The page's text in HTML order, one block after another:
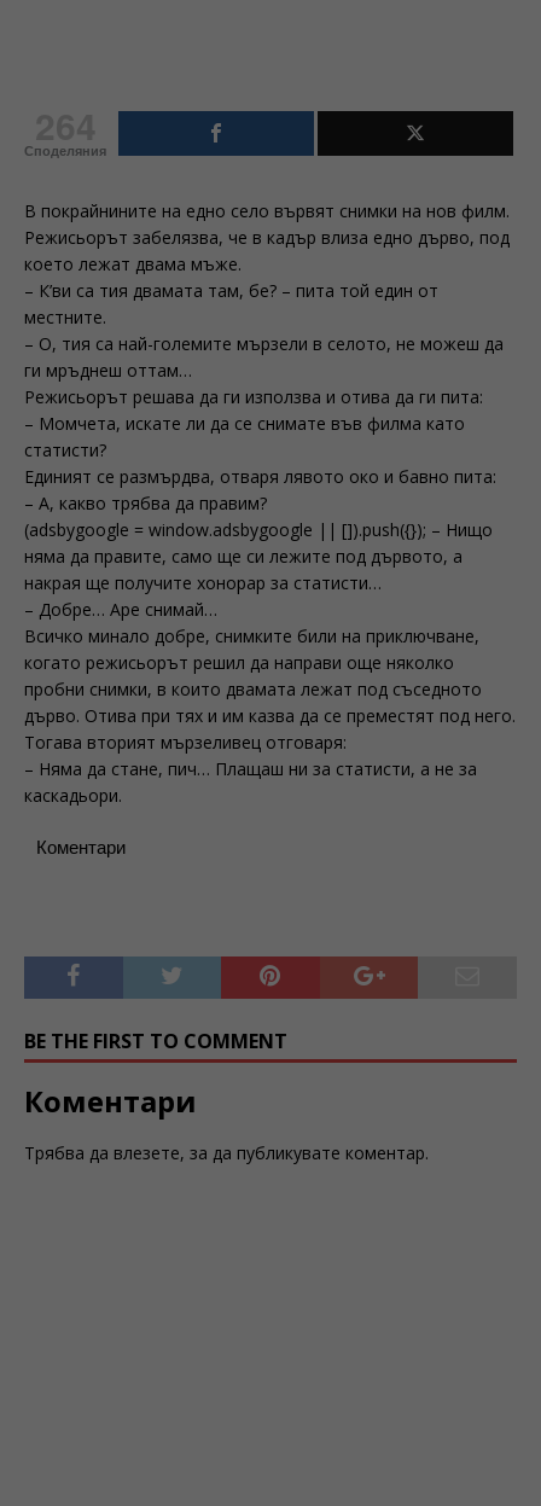
Споделяния
В покрайнините на едно село вървят снимки на нов филм.
Режисьорът забелязва, че в кадър влиза едно дърво, под
което лежат двама мъже.
– К’ви са тия двамата там, бе? – пита той един от
местните.
– О, тия са най-големите мързели в селото, не можеш да
ги мръднеш оттам…
Режисьорът решава да ги използва и отива да ги пита:
– Момчета, искате ли да се снимате във филма като
статисти?
Единият се размърдва, отваря лявото око и бавно пита:
– А, какво трябва да правим?
(adsbygoogle = window.adsbygoogle || []).push({}); – Нищо
няма да правите, само ще си лежите под дървото, а
накрая ще получите хонорар за статисти…
– Добре… Аре снимай…
Всичко минало добре, снимките били на приключване,
когато режисьорът решил да направи още няколко
пробни снимки, в които двамата лежат под съседното
дърво. Отива при тях и им казва да се преместят под него.
Тогава вторият мързеливец отговаря:
– Няма да стане, пич… Плащаш ни за статисти, а не за
каскадьори.
Коментари
BE THE FIRST TO COMMENT
Коментари
Трябва да влезете, за да публикувате коментар.